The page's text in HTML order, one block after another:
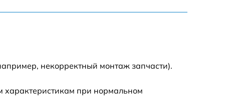
3200 р
некорректный монтаж запчасти).
характеристикам при нормальном